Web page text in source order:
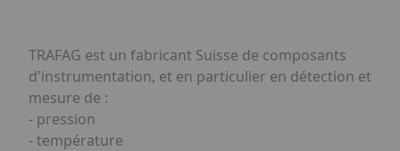
TRAFAG est un fabricant Suisse de composants
d'instrumentation, et en particulier en détection et
mesure de :
- pression
- température